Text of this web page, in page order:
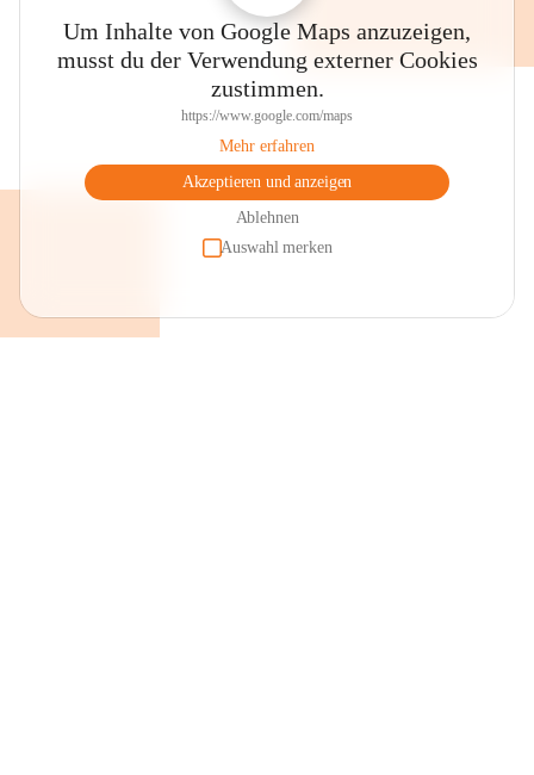
Um Inhalte von Google Maps anzuzeigen,
musst du der Verwendung externer Cookies
zustimmen.
https://www.google.com/maps
Mehr erfahren
Akzeptieren und anzeigen
Ablehnen
Auswahl merken